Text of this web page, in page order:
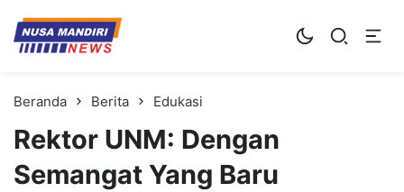
Kampus Digital Bisnis
Universitas Nusa Mandiri
Beranda Berita Edukasi
Rektor UNM: Dengan
Semangat Yang Baru